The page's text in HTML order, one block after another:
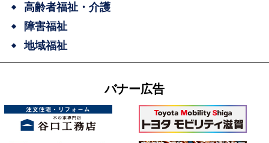
高齢者福祉・介護
障害福祉
地域福祉
バナー広告